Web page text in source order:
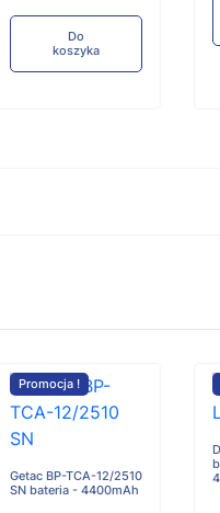
Do
koszyka
Promocja !
Getac BP-TCA-12/2510
SN bateria - 4400mAh